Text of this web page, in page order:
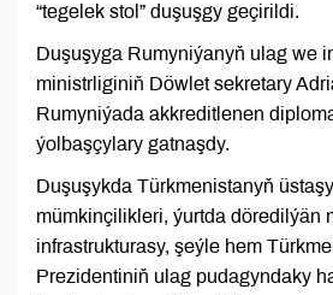
“tegelek stol” duşuşgy geçirildi.
Duşuşyga Rumyniýanyň ulag we
ministrliginiň Döwlet sekretary
Rumyniýada akkreditlenen
ýolbaşçylary gatnaşdy.
Duşuşykda Türkmenistanyň
mümkinçilikleri, ýurtda döredilýän
infrastrukturasy, şeýle hem
Prezidentiniň ulag pudagyndaky